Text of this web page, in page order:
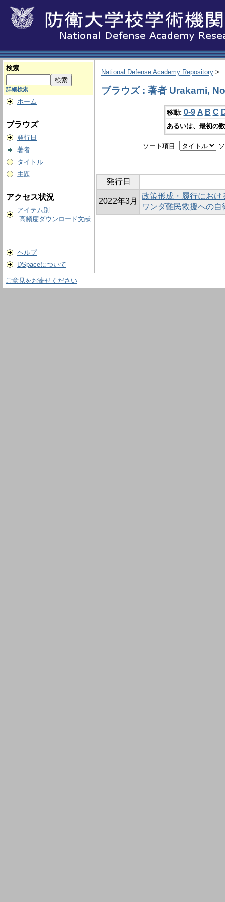
検索
詳細検索
ホーム
ブラウズ
発行日
著者
タイトル
主題
アクセス状況
アイテム別
高頻度ダウンロード文献
ヘルプ
DSpaceについて
National Defense Academy Repository >
ブラウズ : 著者 Urakami,
移動: 0-9 A B C
あるいは、最初の
ソート項目:
発行日
2022年3月
政策形成・履行にお
ワンダ難民救援への
ご意見をお寄せください